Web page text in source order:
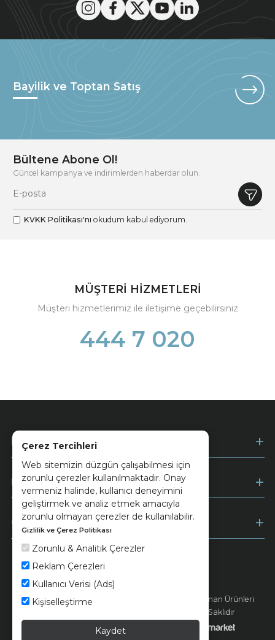
Çerez Tercihleri
Web sitemizin düzgün çalışabilmesi için
zorunlu çerezler kullanılmaktadır. Onay
vermeniz halinde, kullanıcı deneyimini
geliştirmek ve analiz etmek amacıyla
zorunlu olmayan çerezler de kullanılabilir.
Gizlilik ve Çerez Politikası
Zorunlu & Analitik Çerezler
Reklam Çerezleri
Kullanıcı Verisi (Ads)
Kişiselleştirme
Kaydet
Bayilik ve Toptan Satış
Bültene Abone Ol!
Güncel kampanya ve indirimlerden haberdar olun.
KVKK Politikası'nı okudum kabul ediyorum.
MÜŞTERİ HİZMETLERİ
Müşteri hizmetlerimiz ile iletişime geçebilirsiniz
444 7 020
Kurumsal
Müşteri Hizmetleri
Ödeme
Keramika Kvkk ve Çerez Politikası
© 2026 Ünsa Madencilik Turizm Enerji Seramik Orman Ürünleri
Elektrik Üretim San. ve Tic. A.Ş. - Tüm Hakları Saklıdır